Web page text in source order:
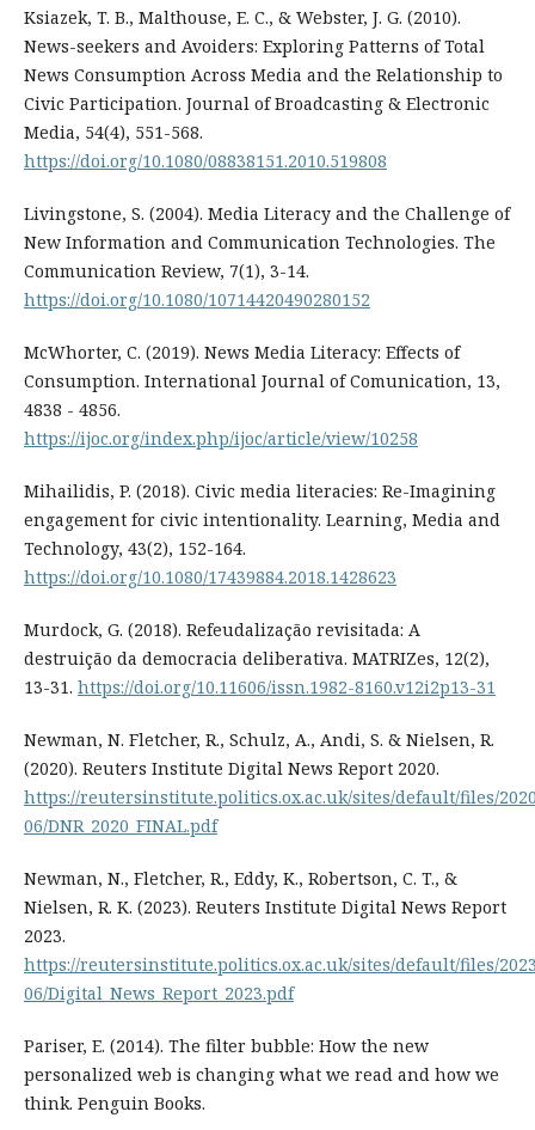
Ksiazek, T. B., Malthouse, E. C., & Webster, J. G. (2010).
News-seekers and Avoiders: Exploring Patterns of Total
News Consumption Across Media and the Relationship to
Civic Participation. Journal of Broadcasting & Electronic
Media, 54(4), 551-568.
https://doi.org/10.1080/08838151.2010.519808
Livingstone, S. (2004). Media Literacy and the Challenge of
New Information and Communication Technologies. The
Communication Review, 7(1), 3-14.
https://doi.org/10.1080/10714420490280152
McWhorter, C. (2019). News Media Literacy: Effects of
Consumption. International Journal of Comunication, 13,
4838 - 4856.
https://ijoc.org/index.php/ijoc/article/view/10258
Mihailidis, P. (2018). Civic media literacies: Re-Imagining
engagement for civic intentionality. Learning, Media and
Technology, 43(2), 152-164.
https://doi.org/10.1080/17439884.2018.1428623
Murdock, G. (2018). Refeudalização revisitada: A
destruição da democracia deliberativa. MATRIZes, 12(2),
13-31. https://doi.org/10.11606/issn.1982-8160.v12i2p13-31
Newman, N. Fletcher, R., Schulz, A., Andi, S. & Nielsen, R.
(2020). Reuters Institute Digital News Report 2020.
https://reutersinstitute.politics.ox.ac.uk/sites/default/files/
06/DNR_2020_FINAL.pdf
Newman, N., Fletcher, R., Eddy, K., Robertson, C. T., &
Nielsen, R. K. (2023). Reuters Institute Digital News Report
2023.
https://reutersinstitute.politics.ox.ac.uk/sites/default/files/
06/Digital_News_Report_2023.pdf
Pariser, E. (2014). The filter bubble: How the new
personalized web is changing what we read and how we
think. Penguin Books.